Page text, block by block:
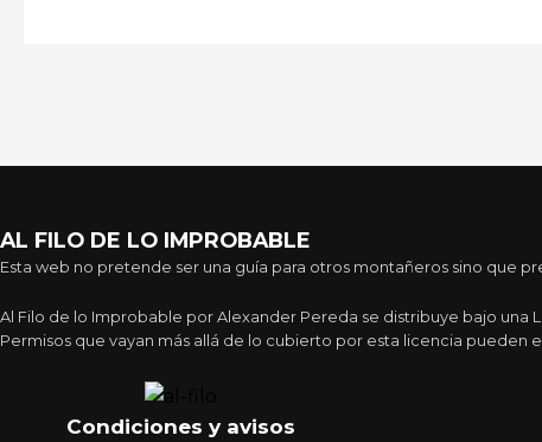
mar
AL FILO DE LO IMPROBABLE
Esta web no pretende ser una guía para otros montañeros sino que
Al Filo de lo Improbable por Alexander Pereda se distribuye bajo
Permisos que vayan más allá de lo cubierto por esta licencia pueden
Condiciones y avisos